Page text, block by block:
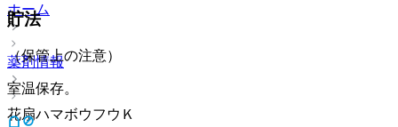
ホーム
薬剤情報
花扇ハマボウフウＫ
貯法
（保管上の注意）
室温保存。